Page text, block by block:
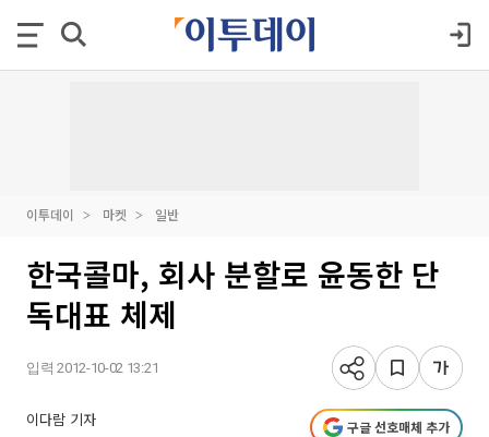
이투데이 마켓 일반
한국콜마, 회사 분할로 윤동한 단
독대표 체제
입력 2012-10-02 13:21
이다람 기자 구글 선호매체 추가